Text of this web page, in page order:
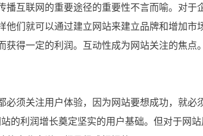
互联网的重要途径的重要性不言而喻。对于
他们就可以通过建立网站来建立品牌和增加市
得一定的利润。互动性成为网站关注的焦点。
关注用户体验，因为网站要想成功，就必
的利润增长奠定坚实的用户基础。但对于网